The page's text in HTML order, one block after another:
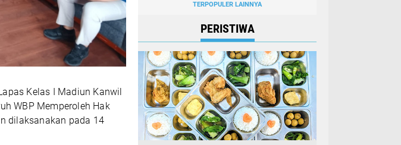
Kelas I Madiun Kanwil
WBP Memperoleh Hak
dilaksanakan pada 14
TERPOPULER LAINNYA
PERISTIWA